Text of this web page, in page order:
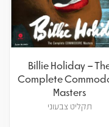
Billie Holiday –
Complete
Masters
תקליט צבעוני